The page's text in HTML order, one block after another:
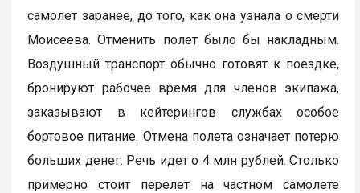
самолет заранее, до того, как она узнала о смерти
Моисеева. Отменить полет было бы накладным.
Воздушный транспорт обычно готовят к поездке,
бронируют рабочее время для членов экипажа,
заказывают в кейтерингов службах особое
бортовое питание. Отмена полета означает потерю
больших денег. Речь идет о 4 млн рублей. Столько
примерно стоит перелет на частном самолете